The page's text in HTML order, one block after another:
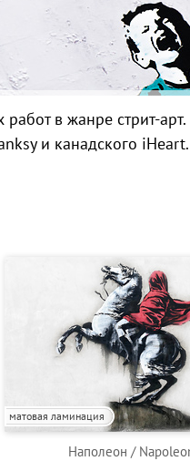
в жанре стрит-
и канадского iHeart.
матовая ламинация
Наполеон /